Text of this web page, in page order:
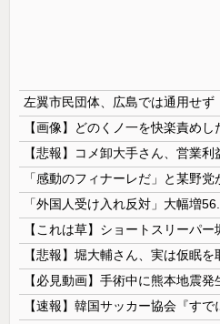
【画像】どのくノ一を快楽責めし